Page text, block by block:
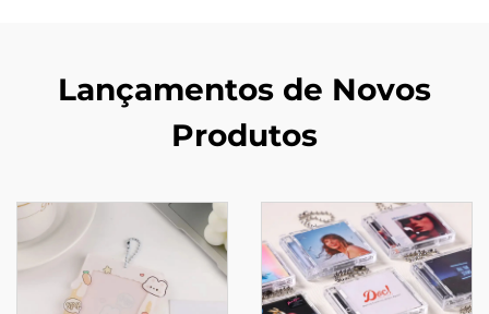
Lançamentos de Novos
Produtos